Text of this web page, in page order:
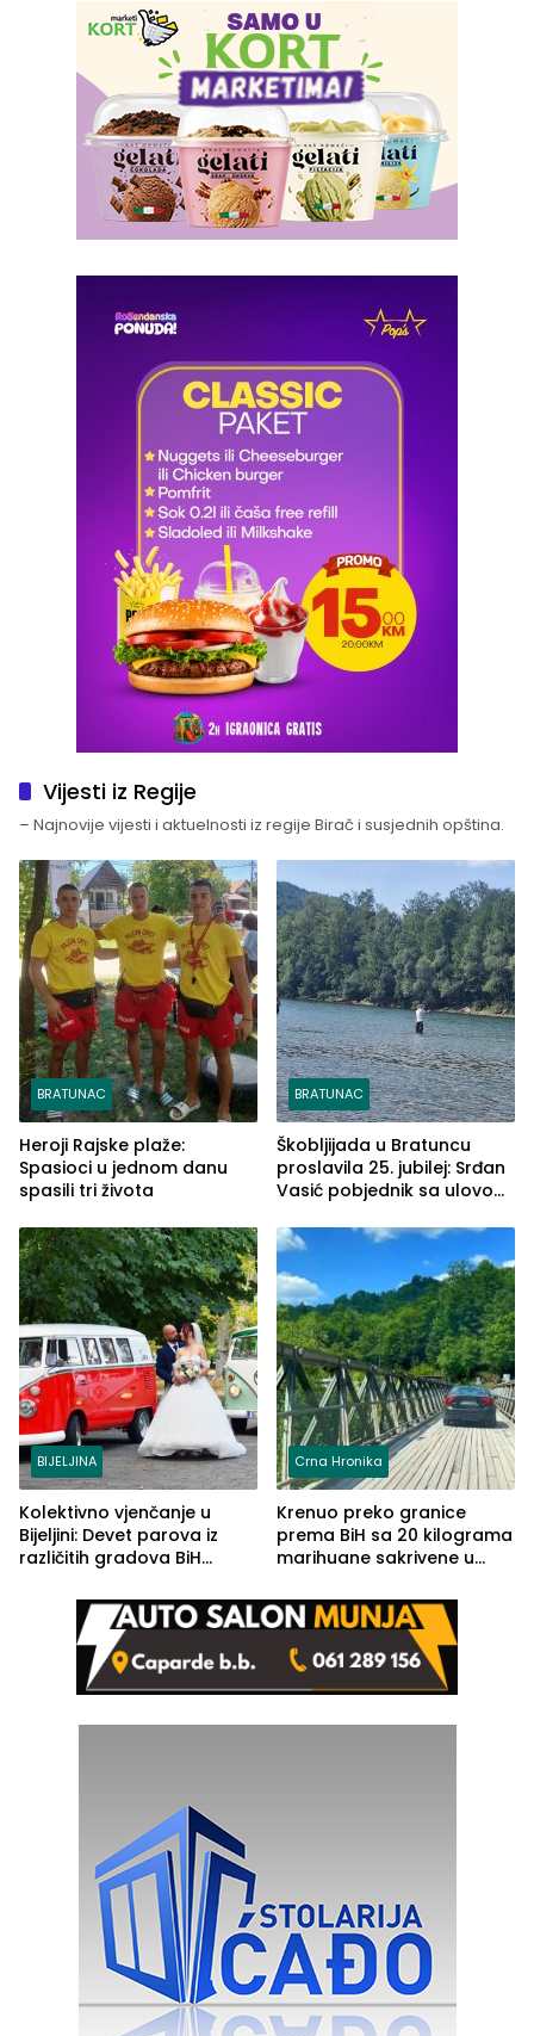
Vijesti iz Regije
– Najnovije vijesti i aktuelnosti iz regije Birač i susjednih opština.
BRATUNAC
Heroji Rajske plaže:
Spasioci u jednom danu
spasili tri života
BRATUNAC
Škobljijada u Bratuncu
proslavila 25. jubilej: Srđan
Vasić pobjednik sa ulovom
BIJELJINA
Kolektivno vjenčanje u
Bijeljini: Devet parova iz
različitih gradova BiH
Crna Hronika
Krenuo preko granice
prema BiH sa 20 kilograma
marihuane sakrivene u